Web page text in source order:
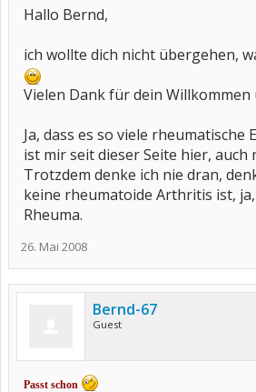
Hallo Bernd,
ich wollte dich nicht übergehen,
Vielen Dank für dein Willkommen
Ja, dass es so viele
ist mir seit dieser Seite hier, auch
Trotzdem denke ich nie dran,
keine rheumatoide Arthritis ist,
Rheuma.
26. Mai 2008
Bernd-67
Guest
Passt schon